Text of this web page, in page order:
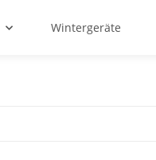
Wintergeräte